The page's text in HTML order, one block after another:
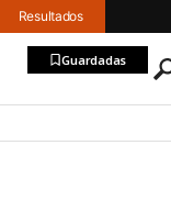
Resultados
Guardadas